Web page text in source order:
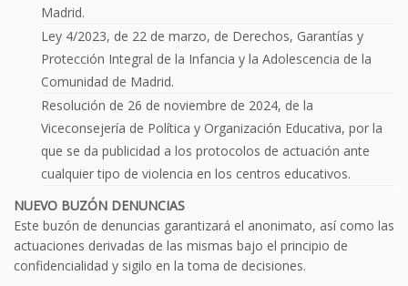
Madrid.
Ley 4/2023, de 22 de marzo, de Derechos, Garantías y
Protección Integral de la Infancia y la Adolescencia de la
Comunidad de Madrid.
Resolución de 26 de noviembre de 2024, de la
Viceconsejería de Política y Organización Educativa, por la
que se da publicidad a los protocolos de actuación ante
cualquier tipo de violencia en los centros educativos.
NUEVO BUZÓN DENUNCIAS
Este buzón de denuncias garantizará el anonimato, así como las
actuaciones derivadas de las mismas bajo el principio de
confidencialidad y sigilo en la toma de decisiones.